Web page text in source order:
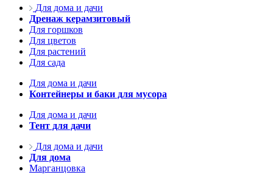
Для дома и дачи
Дренаж керамзитовый
Для горшков
Для цветов
Для растений
Для сада
Для дома и дачи
Контейнеры и баки для мусора
Для дома и дачи
Тент для дачи
Для дома и дачи
Для дома
Марганцовка